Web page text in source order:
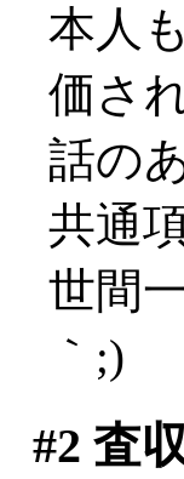
本人
価さ
話の
共通
世間
｀;)
#2 査